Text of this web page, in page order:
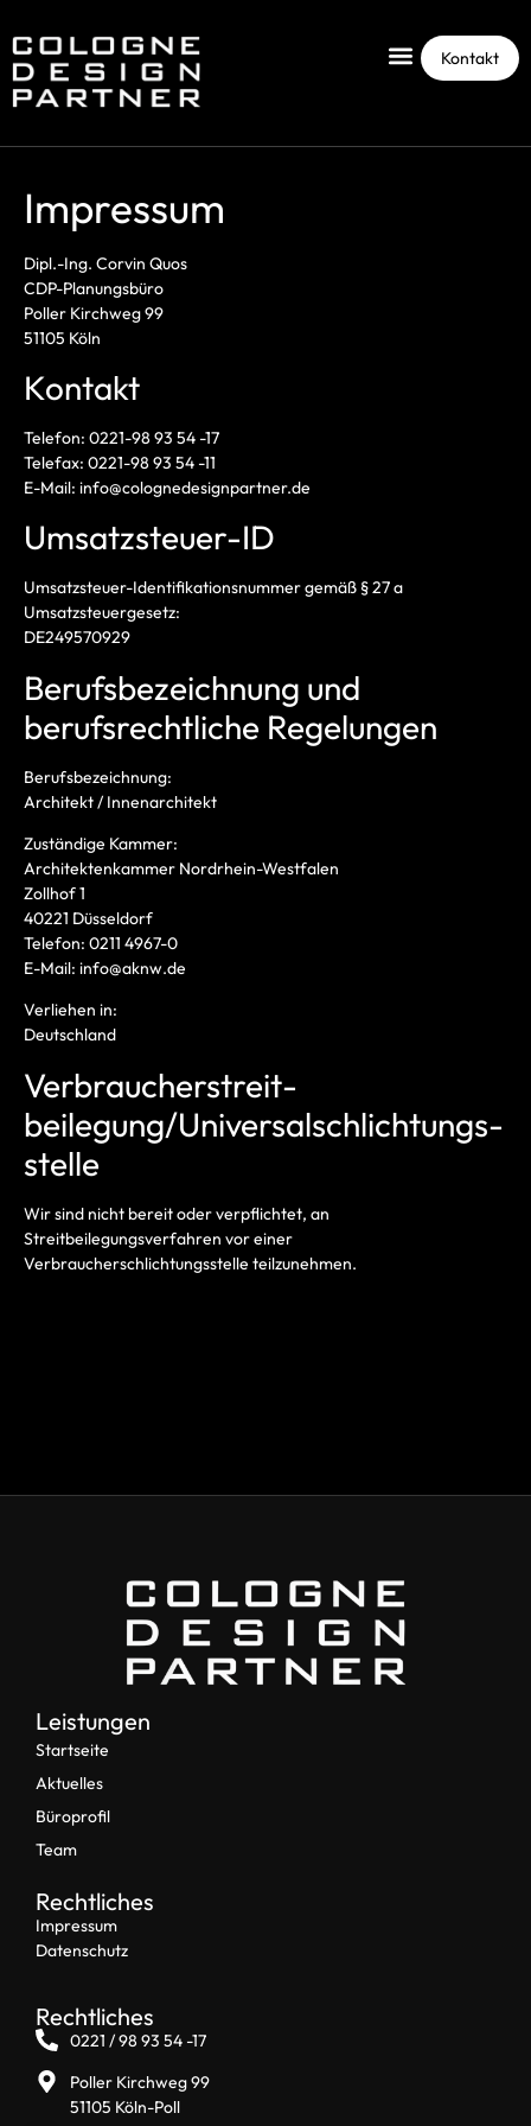
Kontakt
Impressum
Dipl.-Ing. Corvin Quos
CDP-Planungsbüro
Poller Kirchweg 99
51105 Köln
Kontakt
Telefon: 0221-98 93 54 -17
Telefax: 0221-98 93 54 -11
E-Mail: info@colognedesignpartner.de
Umsatzsteuer-ID
Umsatzsteuer-Identifikationsnummer gemäß § 27 a
Umsatzsteuergesetz:
DE249570929
Berufsbezeichnung und
berufsrechtliche Regelungen
Berufsbezeichnung:
Architekt / Innenarchitekt
Zuständige Kammer:
Architektenkammer Nordrhein-Westfalen
Zollhof 1
40221 Düsseldorf
Telefon: 0211 4967-0
E-Mail: info@aknw.de
Verliehen in:
Deutschland
Verbraucher­streit­
beilegung/Universal­schlichtungs­
stelle
Wir sind nicht bereit oder verpflichtet, an
Streitbeilegungsverfahren vor einer
Verbraucherschlichtungsstelle teilzunehmen.
Leistungen
Startseite
Aktuelles
Büroprofil
Team
Rechtliches
Impressum
Datenschutz
Rechtliches
0221 / 98 93 54 -17
Poller Kirchweg 99
51105 Köln-Poll